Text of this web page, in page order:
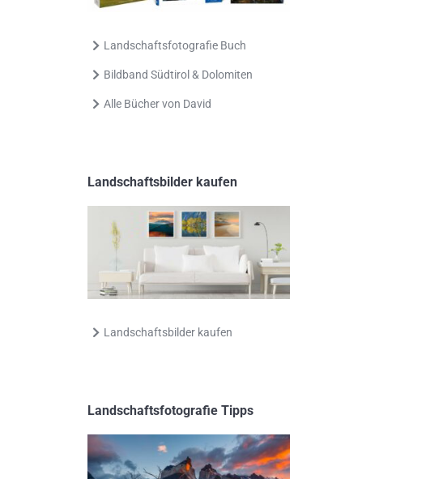
Landschaftsfotografie Buch
Bildband Südtirol & Dolomiten
Alle Bücher von David
Landschaftsbilder kaufen
Landschaftsbilder kaufen
Landschaftsfotografie Tipps